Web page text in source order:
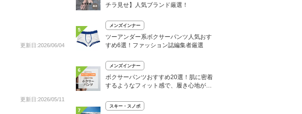
更新日:2026/06/04
更新日:2026/05/11
チラ見せ】人気ブランド厳選！
5
メンズインナー
ツーアンダー系ボクサーパンツ人気おす
すめ6選！ファッション誌編集者厳選
6
メンズインナー
ボクサーパンツおすすめ20選！肌に密着
するようなフィット感で、履き心地が抜
7
スキー・スノボ